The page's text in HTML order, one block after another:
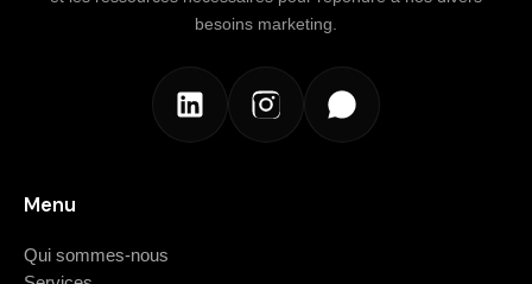
besoins marketing.
Menu
Qui sommes-nous